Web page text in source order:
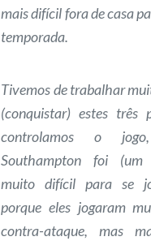
mais difícil fora de casa
temporada.
Tivemos de trabalhar
(conquistar) estes três
controlamos o
Southampton foi (um
muito difícil para se
porque eles jogaram
contra-ataque, mas